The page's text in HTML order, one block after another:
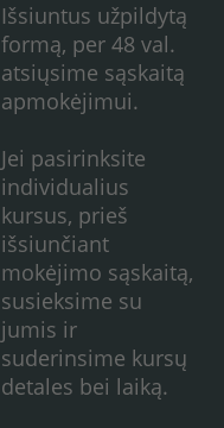
Išsiuntus užpildytą
formą, per 48 val.
atsiųsime sąskaitą
apmokėjimui.
Jei pasirinksite
individualius
kursus, prieš
išsiunčiant
mokėjimo sąskaitą,
susieksime su
jumis ir
suderinsime kursų
detales bei laiką.